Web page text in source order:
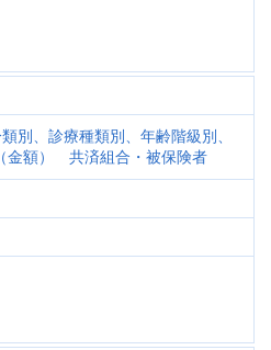
、診療種類別、年齢階級別、
金額） 共済組合・被保険者